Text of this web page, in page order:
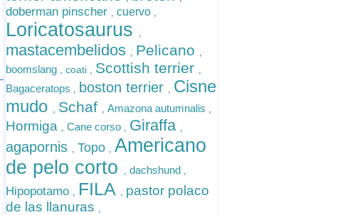
doberman pinscher , cuervo ,
Loricatosaurus ,
mastacembelidos , Pelicano ,
boomslang , coati , Scottish terrier ,
Bagaceratops , boston terrier , Cisne
mudo , Schaf , Amazona autumnalis ,
Hormiga , Cane corso , Giraffa ,
agapornis , Topo , Americano
de pelo corto
, dachshund ,
Hipopotamo , FILA , pastor polaco
de las llanuras ,